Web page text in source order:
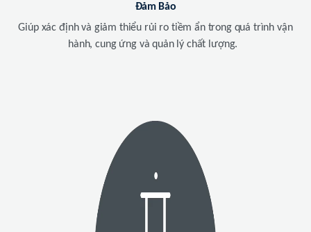
Đảm Bảo
Giúp xác định và giảm thiểu rủi ro tiềm ẩn trong quá trình vận
hành, cung ứng và quản lý chất lượng.